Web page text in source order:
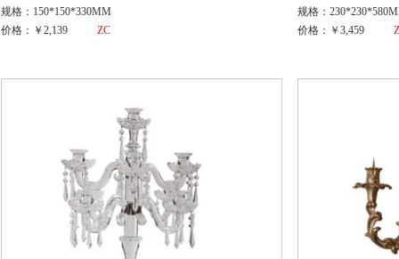
规格：150*150*330MM
价格：￥2,139
ZC
规格：
价格：￥3,459